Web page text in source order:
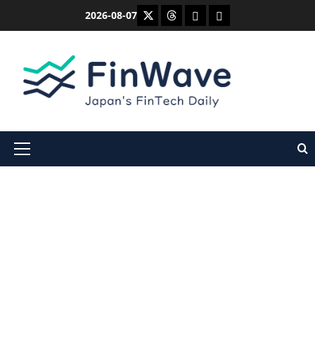
2026-08-07 X ThreadsBlueskyMastodon
メ